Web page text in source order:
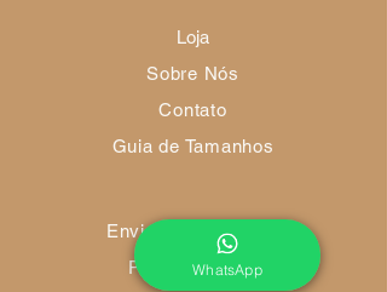
Loja
Sobre Nós
Contato
Guia de Tamanhos
Envio e Devoluções
Política da Loja
WhatsApp